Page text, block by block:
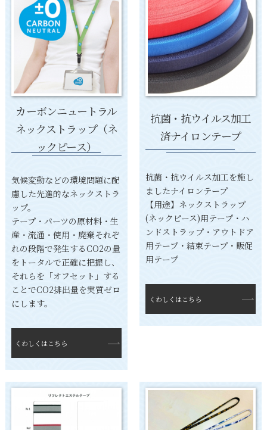
カーボンニュートラル
ネックストラップ（ネ
ックピース）
気候変動などの環境問題に配
慮した先進的なネックストラ
ップ。
テープ・パーツの原材料・生
産・流通・使用・廃棄それぞ
れの段階で発生するCO2の量
をトータルで正確に把握し、
それらを「オフセット」する
ことでCO2排出量を実質ゼロ
にします。
くわしくはこちら
抗菌・抗ウイルス加工
済ナイロンテープ
抗菌・抗ウイルス加工を施し
ましたナイロンテープ
【用途】ネックストラップ
(ネックピース)用テープ・ハ
ンドストラップ・アウトドア
用テープ・結束テープ・販促
用テープ
くわしくはこちら